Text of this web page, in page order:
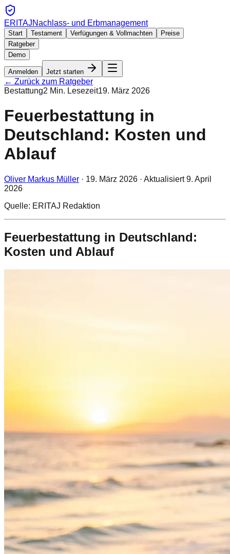
ERITAJNachlass- und Erbmanagement
Start Testament Verfügungen & Vollmachten
Preise
Ratgeber
Demo
Anmelden Jetzt starten
← Zurück zum Ratgeber
Bestattung2 Min. Lesezeit19. März 2026
Feuerbestattung in
Deutschland: Kosten und
Ablauf
Oliver Markus Müller · 19. März 2026 · Aktualisiert9. April
2026
Quelle: ERITAJ Redaktion
Feuerbestattung in Deutschland:
Kosten und Ablauf